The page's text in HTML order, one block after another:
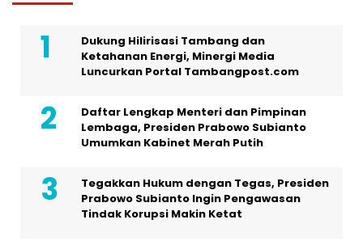
Dukung Hilirisasi Tambang dan
Ketahanan Energi, Minergi Media
Luncurkan Portal Tambangpost.com
Daftar Lengkap Menteri dan Pimpinan
Lembaga, Presiden Prabowo Subianto
Umumkan Kabinet Merah Putih
Tegakkan Hukum dengan Tegas, Presiden
Prabowo Subianto Ingin Pengawasan
Tindak Korupsi Makin Ketat